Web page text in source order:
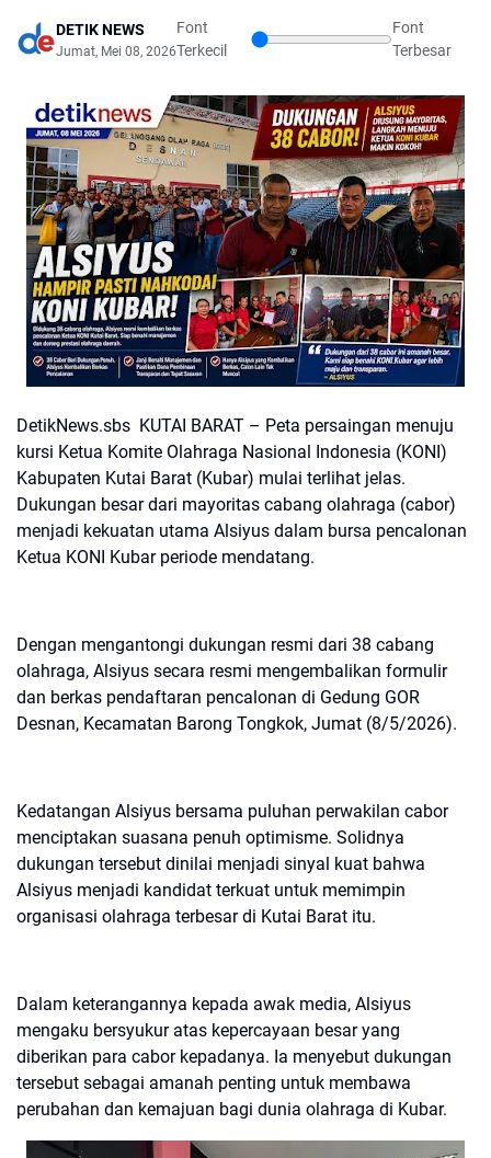
DETIK NEWS
Jumat, Mei 08, 2026
Font
Terkecil
Font
Terbesar
DetikNews.sbs KUTAI BARAT – Peta persaingan menuju
kursi Ketua Komite Olahraga Nasional Indonesia (KONI)
Kabupaten Kutai Barat (Kubar) mulai terlihat jelas.
Dukungan besar dari mayoritas cabang olahraga (cabor)
menjadi kekuatan utama Alsiyus dalam bursa pencalonan
Ketua KONI Kubar periode mendatang.
Dengan mengantongi dukungan resmi dari 38 cabang
olahraga, Alsiyus secara resmi mengembalikan formulir
dan berkas pendaftaran pencalonan di Gedung GOR
Desnan, Kecamatan Barong Tongkok, Jumat (8/5/2026).
Kedatangan Alsiyus bersama puluhan perwakilan cabor
menciptakan suasana penuh optimisme. Solidnya
dukungan tersebut dinilai menjadi sinyal kuat bahwa
Alsiyus menjadi kandidat terkuat untuk memimpin
organisasi olahraga terbesar di Kutai Barat itu.
Dalam keterangannya kepada awak media, Alsiyus
mengaku bersyukur atas kepercayaan besar yang
diberikan para cabor kepadanya. Ia menyebut dukungan
tersebut sebagai amanah penting untuk membawa
perubahan dan kemajuan bagi dunia olahraga di Kubar.